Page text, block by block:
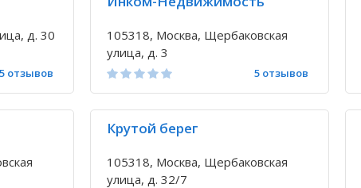
д. 30
5 отзывов
105318, Москва, Щербаковская
улица, д. 3
5 отзывов
Крутой берег
105318, Москва, Щербаковская
улица, д. 32/7